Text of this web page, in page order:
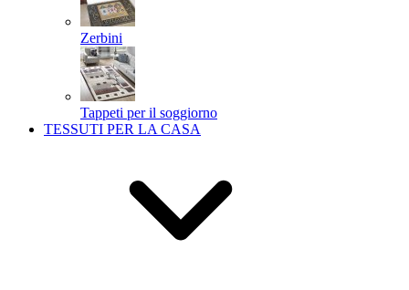
Zerbini
Tappeti per il soggiorno
TESSUTI PER LA CASA